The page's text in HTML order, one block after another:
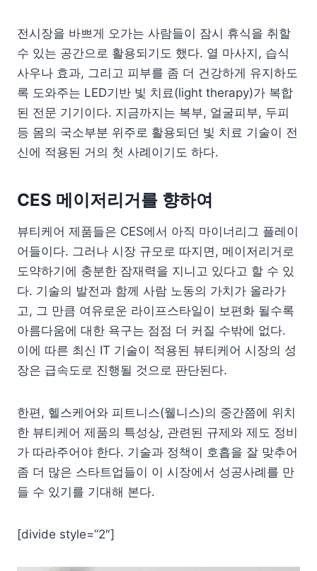
전시장을 바쁘게 오가는 사람들이 잠시 휴식을 취할
수 있는 공간으로 활용되기도 했다. 열 마사지, 습식
사우나 효과, 그리고 피부를 좀 더 건강하게 유지하도
록 도와주는 LED기반 빛 치료(light therapy)가 복합
된 전문 기기이다. 지금까지는 복부, 얼굴피부, 두피
등 몸의 국소부분 위주로 활용되던 빛 치료 기술이 전
신에 적용된 거의 첫 사례이기도 하다.
CES 메이저리거를 향하여
뷰티케어 제품들은 CES에서 아직 마이너리그 플레이
어들이다. 그러나 시장 규모로 따지면, 메이저리거로
도약하기에 충분한 잠재력을 지니고 있다고 할 수 있
다. 기술의 발전과 함께 사람 노동의 가치가 올라가
고, 그 만큼 여유로운 라이프스타일이 보편화 될수록
아름다움에 대한 욕구는 점점 더 커질 수밖에 없다.
이에 따른 최신 IT 기술이 적용된 뷰티케어 시장의 성
장은 급속도로 진행될 것으로 판단된다.
한편, 헬스케어와 피트니스(웰니스)의 중간쯤에 위치
한 뷰티케어 제품의 특성상, 관련된 규제와 제도 정비
가 따라주어야 한다. 기술과 정책이 호흡을 잘 맞추어
좀 더 많은 스타트업들이 이 시장에서 성공사례를 만
들 수 있기를 기대해 본다.
[divide style=”2″]